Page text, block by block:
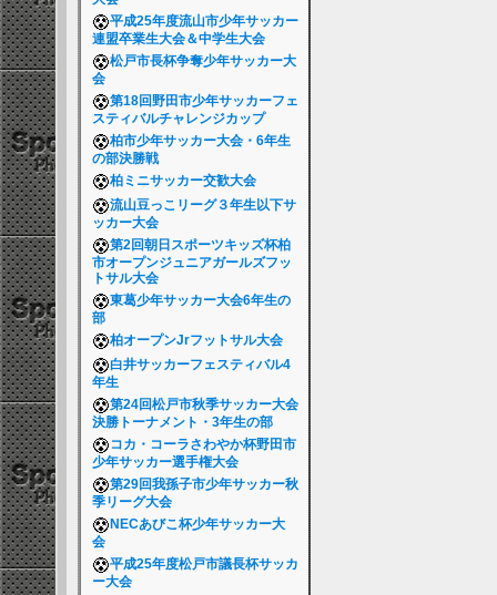
平成25年度流山市少年サッカー
連盟卒業生大会＆中学生大会
松戸市長杯争奪少年サッカー大
会
第18回野田市少年サッカーフェ
スティバルチャレンジカップ
柏市少年サッカー大会・6年生
の部決勝戦
柏ミニサッカー交歓大会
流山豆っこリーグ３年生以下サ
ッカー大会
第2回朝日スポーツキッズ杯柏
市オープンジュニアガールズフッ
トサル大会
東葛少年サッカー大会6年生の
部
柏オープンJrフットサル大会
白井サッカーフェスティバル4
年生
第24回松戸市秋季サッカー大会
決勝トーナメント・3年生の部
コカ・コーラさわやか杯野田市
少年サッカー選手権大会
第29回我孫子市少年サッカー秋
季リーグ大会
NECあびこ杯少年サッカー大
会
平成25年度松戸市議長杯サッカ
ー大会